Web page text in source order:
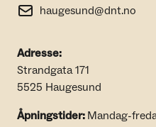
haugesund@dnt.no
Adresse:
Strandgata 171
5525 Haugesund
Åpningstider: Mandag-